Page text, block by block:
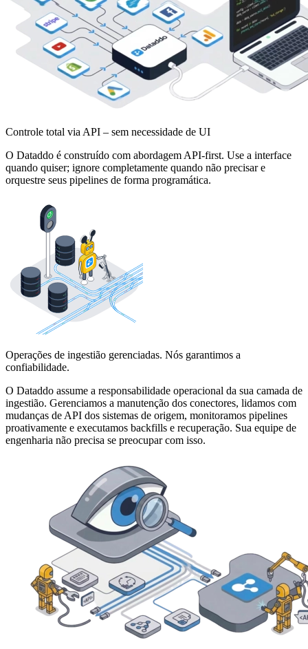
Controle total via API – sem necessidade de UI
O Dataddo é construído com abordagem API-first. Use a interface
quando quiser; ignore completamente quando não precisar e
orquestre seus pipelines de forma programática.
Operações de ingestião gerenciadas. Nós garantimos a
confiabilidade.
O Dataddo assume a responsabilidade operacional da sua camada de
ingestião. Gerenciamos a manutenção dos conectores, lidamos com
mudanças de API dos sistemas de origem, monitoramos pipelines
proativamente e executamos backfills e recuperação. Sua equipe de
engenharia não precisa se preocupar com isso.